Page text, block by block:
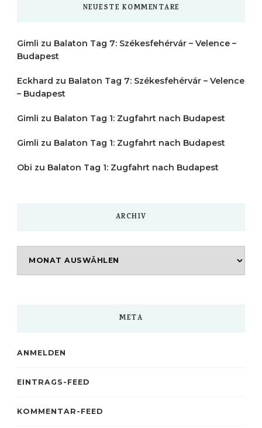
NEUESTE KOMMENTARE
Gimli zu Balaton Tag 7: Székesfehérvár – Velence –
Budapest
Eckhard zu Balaton Tag 7: Székesfehérvár – Velence
– Budapest
Gimli zu Balaton Tag 1: Zugfahrt nach Budapest
Gimli zu Balaton Tag 1: Zugfahrt nach Budapest
Obi zu Balaton Tag 1: Zugfahrt nach Budapest
ARCHIV
META
ANMELDEN
EINTRAGS-FEED
KOMMENTAR-FEED